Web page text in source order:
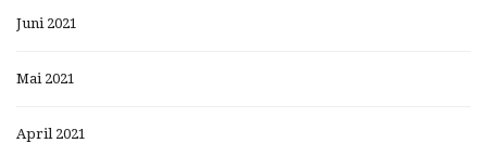
Juni 2021
Mai 2021
April 2021